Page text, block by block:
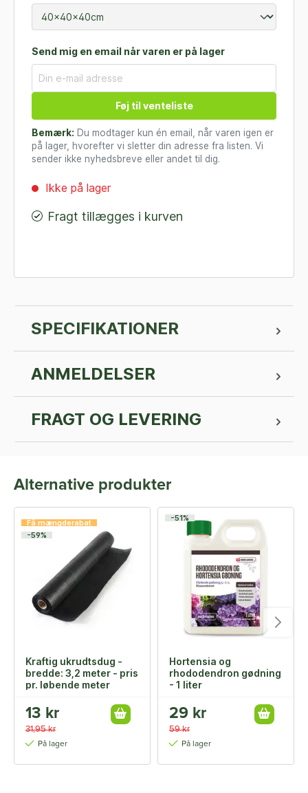
Send mig en email når varen er på lager
Føj til venteliste
Bemærk: Du modtager kun én email, når varen igen er
på lager, hvorefter vi sletter din adresse fra listen. Vi
sender ikke nyhedsbreve eller andet til dig.
Ikke på lager
Fragt tillægges i kurven
SPECIFIKATIONER
ANMELDELSER
FRAGT OG LEVERING
Alternative produkter
Få mængderabat
-59%
Kraftig ukrudtsdug -
bredde: 3,2 meter - pris
pr. løbende meter
13 kr
31,95 kr
På lager
-51%
Hortensia og
rhododendron gødning
- 1 liter
29 kr
59 kr
På lager